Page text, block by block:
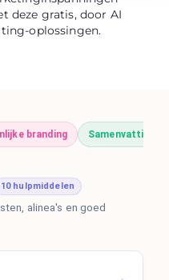
deze gratis, door AI
oplossingen.
branding Samenvattingen
10 hulpmiddelen
alinea's en goed